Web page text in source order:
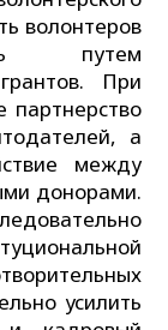
волонтеров
путем
При
партнерство
а
между
донорами.
усилить